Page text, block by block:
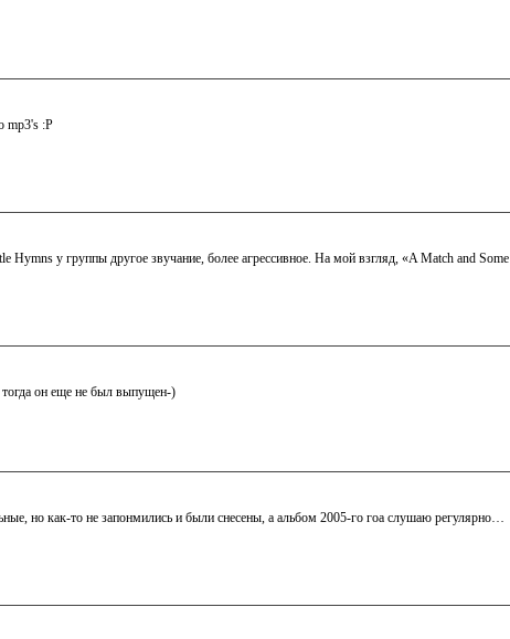
mp3's :P
у группы другое звучание, более агрессивное. Нa мой взгляд, «A Match and Some
он еще не был выпущен-)
но как-то не запонмились и были снесены, а альбом 2005-го гоа слушаю регулярно…